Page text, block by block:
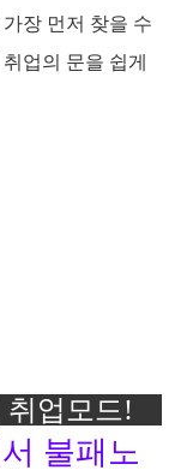
장 먼저 찾을 수
업의 문을 쉽게
취업모드!
불패노